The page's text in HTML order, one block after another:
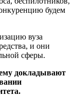
будем
вуза
и они
сферы.
докладывают